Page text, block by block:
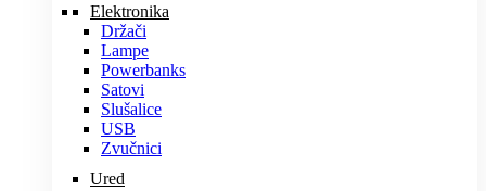
Elektronika
Držači
Lampe
Powerbanks
Satovi
Slušalice
USB
Zvučnici
Ured